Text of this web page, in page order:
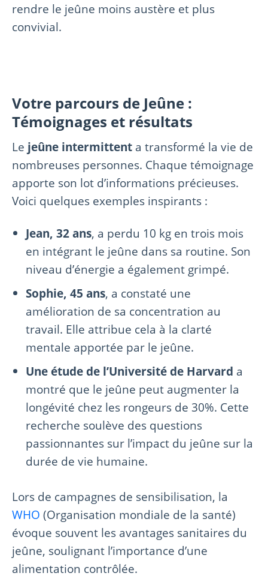
rendre le jeûne moins austère et plus
convivial.
Votre parcours de Jeûne :
Témoignages et résultats
Le jeûne intermittent a transformé la vie de
nombreuses personnes. Chaque témoignage
apporte son lot d’informations précieuses.
Voici quelques exemples inspirants :
Jean, 32 ans, a perdu 10 kg en trois mois
en intégrant le jeûne dans sa routine. Son
niveau d’énergie a également grimpé.
Sophie, 45 ans, a constaté une
amélioration de sa concentration au
travail. Elle attribue cela à la clarté
mentale apportée par le jeûne.
Une étude de l’Université de Harvard a
montré que le jeûne peut augmenter la
longévité chez les rongeurs de 30%. Cette
recherche soulève des questions
passionnantes sur l’impact du jeûne sur la
durée de vie humaine.
Lors de campagnes de sensibilisation, la
WHO (Organisation mondiale de la santé)
évoque souvent les avantages sanitaires du
jeûne, soulignant l’importance d’une
alimentation contrôlée.